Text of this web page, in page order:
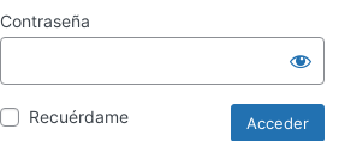
Contraseña
Recuérdame